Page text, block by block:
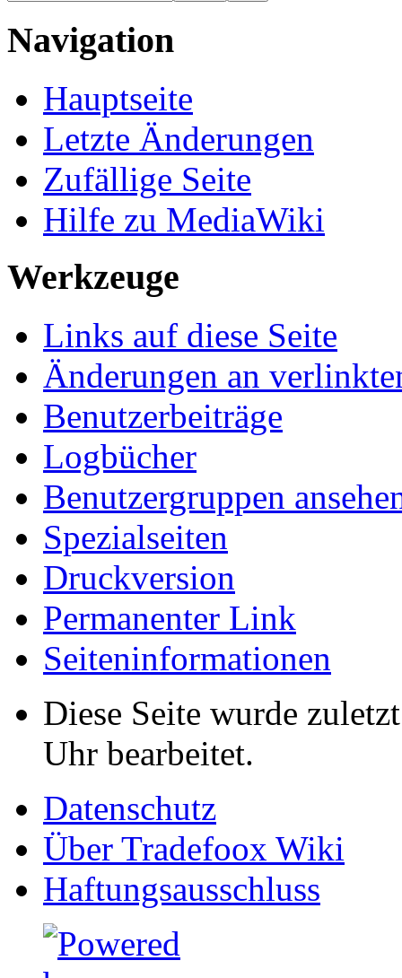
Navigation
Hauptseite
Letzte Änderungen
Zufällige Seite
Hilfe zu MediaWiki
Werkzeuge
Links auf diese Seite
Änderungen an
Benutzerbeiträge
Logbücher
Benutzergruppen
Spezialseiten
Druckversion
Permanenter Link
Seiten­informationen
Diese Seite wurde
Uhr bearbeitet.
Datenschutz
Über Tradefoox Wiki
Haftungsausschluss